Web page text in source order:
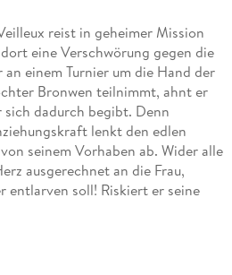
reist in geheimer Mission
eine Verschwörung gegen die
einem Turnier um die Hand der
Bronwen teilnimmt, ahnt er
dadurch begibt. Denn
lenkt den edlen
seinem Vorhaben ab. Wider alle
ausgerechnet an die Frau,
entlarven soll! Riskiert er seine